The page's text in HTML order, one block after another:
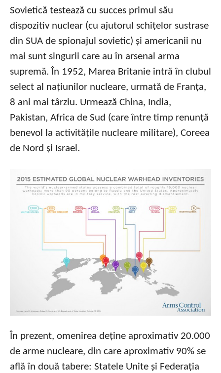
Sovietică testează cu succes primul său
dispozitiv nuclear (cu ajutorul schițelor sustrase
din SUA de spionajul sovietic) și americanii nu
mai sunt singurii care au în arsenal arma
supremă. În 1952, Marea Britanie intră în clubul
select al națiunilor nucleare, urmată de Franța,
8 ani mai târziu. Urmează China, India,
Pakistan, Africa de Sud (care între timp renunță
benevol la activitățile nucleare militare), Coreea
de Nord și Israel.
În prezent, omenirea deține aproximativ 20.000
de arme nucleare, din care aproximativ 90% se
află în două tabere: Statele Unite și Federația